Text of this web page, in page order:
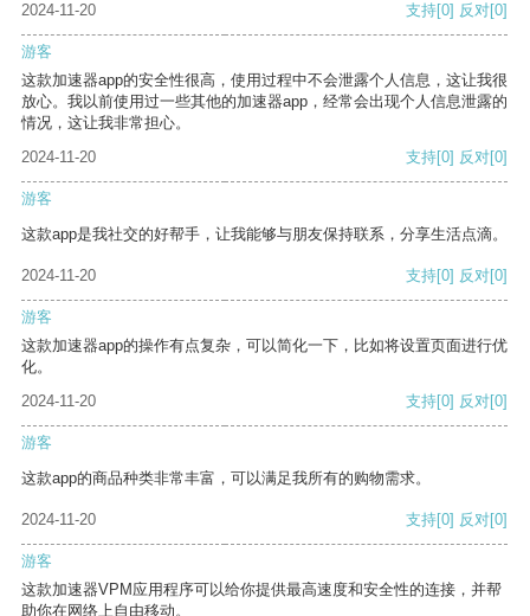
2024-11-20 支持[0] 反对[0]
游客
这款加速器app的安全性很高，使用过程中不会泄露个人信息，这让我很
放心。我以前使用过一些其他的加速器app，经常会出现个人信息泄露的
情况，这让我非常担心。
2024-11-20
支持[0] 反对[0]
游客
这款app是我社交的好帮手，让我能够与朋友保持联系，分享生活点滴。
2024-11-20 支持[0] 反对[0]
游客
这款加速器app的操作有点复杂，可以简化一下，比如将设置页面进行优
化。
2024-11-20
支持[0] 反对[0]
游客
这款app的商品种类非常丰富，可以满足我所有的购物需求。
2024-11-20 支持[0] 反对[0]
游客
这款加速器VPM应用程序可以给你提供最高速度和安全性的连接，并帮
助你在网络上自由移动。